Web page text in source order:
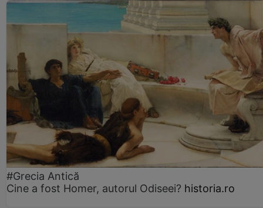
#Grecia Antică
Cine a fost Homer, autorul Odiseei? historia.ro